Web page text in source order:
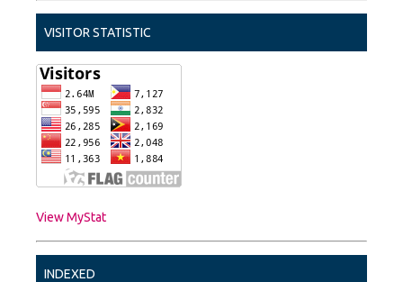
VISITOR STATISTIC
View MyStat
INDEXED